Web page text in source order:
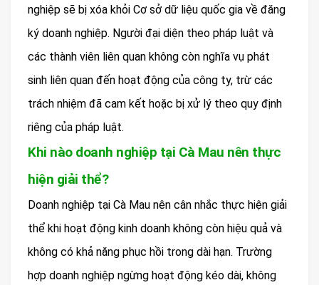
nghiệp sẽ bị xóa khỏi Cơ sở dữ liệu quốc gia về đăng
ký doanh nghiệp. Người đại diện theo pháp luật và
các thành viên liên quan không còn nghĩa vụ phát
sinh liên quan đến hoạt động của công ty, trừ các
trách nhiệm đã cam kết hoặc bị xử lý theo quy định
riêng của pháp luật.
Khi nào doanh nghiệp tại Cà Mau nên thực
hiện giải thể?
Doanh nghiệp tại Cà Mau nên cân nhắc thực hiện giải
thể khi hoạt động kinh doanh không còn hiệu quả và
không có khả năng phục hồi trong dài hạn. Trường
hợp doanh nghiệp ngừng hoạt động kéo dài, không